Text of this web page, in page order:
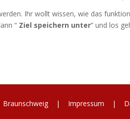
Ihr wollt wissen, wie das
“ Ziel speichern unter” und los
Braunschweig | Impressum |